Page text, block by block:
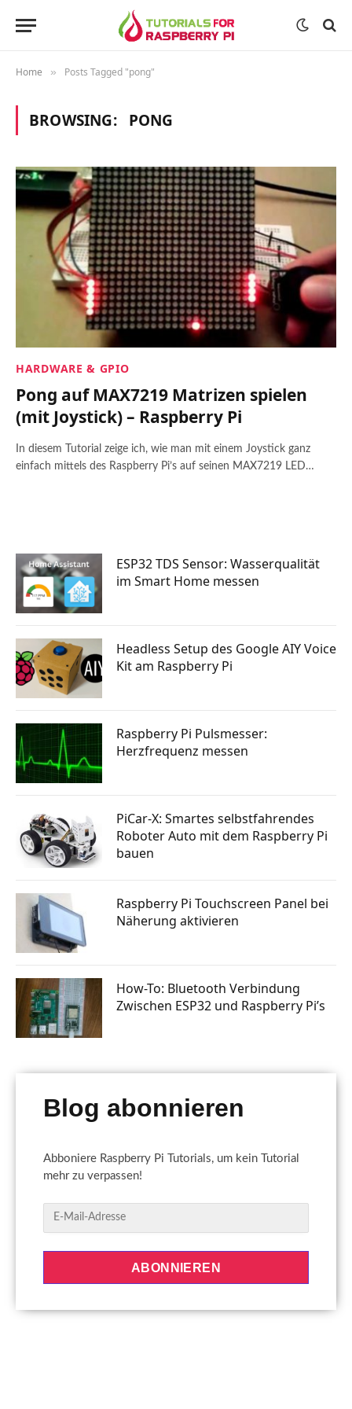
Home » Posts Tagged "pong"
BROWSING: PONG
HARDWARE & GPIO
Pong auf MAX7219 Matrizen spielen
(mit Joystick) – Raspberry Pi
In diesem Tutorial zeige ich, wie man mit einem Joystick ganz
einfach mittels des Raspberry Pi’s auf seinen MAX7219 LED…
ESP32 TDS Sensor: Wasserqualität
im Smart Home messen
Headless Setup des Google AIY Voice
Kit am Raspberry Pi
Raspberry Pi Pulsmesser:
Herzfrequenz messen
PiCar-X: Smartes selbstfahrendes
Roboter Auto mit dem Raspberry Pi
bauen
Raspberry Pi Touchscreen Panel bei
Näherung aktivieren
How-To: Bluetooth Verbindung
Zwischen ESP32 und Raspberry Pi’s
Blog abonnieren
Abboniere Raspberry Pi Tutorials, um kein Tutorial
mehr zu verpassen!
-
ABONNIEREN